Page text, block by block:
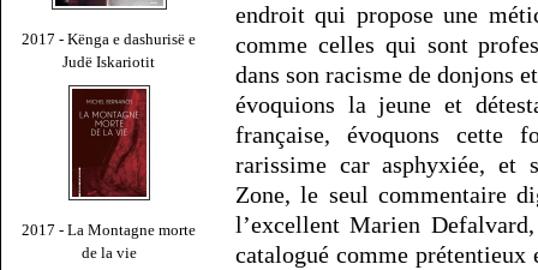
2017 - Kënga e dashurisë e
Judë Iskariotit
2017 - La Montagne morte
de la vie
endroit qui propose une
comme celles qui sont
dans son racisme de donjons
évoquions la jeune et
française, évoquons cette
rarissime car asphyxiée, et
Zone, le seul commentaire
l’excellent Marien
catalogué comme